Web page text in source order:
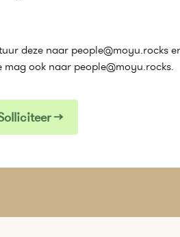
deze naar people@moyu.rocks
ook naar people@moyu.rocks.
→